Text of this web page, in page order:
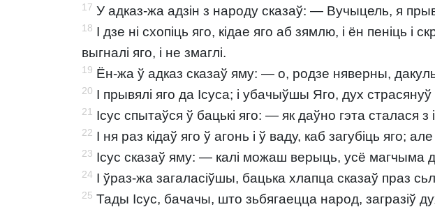
17 У адказ-жа адзін з народу сказаў: — Вучыцель, я
18 I дзе ні схопіць яго, кідае яго аб зямлю, і ён пеніць і
выгналі яго, і не змаглі.
19 Ён-жа ў адказ сказаў яму: — о, родзе няверны,
20 I прывялі яго да Ісуса; і убачыўшы Яго, дух
21 Ісус спытаўся ў бацькі яго: — як даўно гэта сталася
22 І ня раз кідаў яго ў агонь і ў ваду, каб загубіць яго;
23 Ісус сказаў яму: — калі можаш верыць, усё магчыма
24 I ўраз-жа загаласіўшы, бацька хлапца сказаў праз
25 Тады Ісус, бачачы, што зьбягаецца народ, загразіў